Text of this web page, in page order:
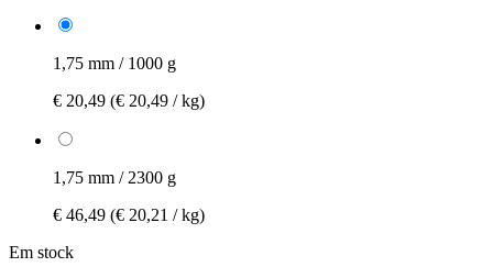
1,75 mm / 1000 g
€ 20,49 (€ 20,49 / kg)
1,75 mm / 2300 g
€ 46,49 (€ 20,21 / kg)
Em stock